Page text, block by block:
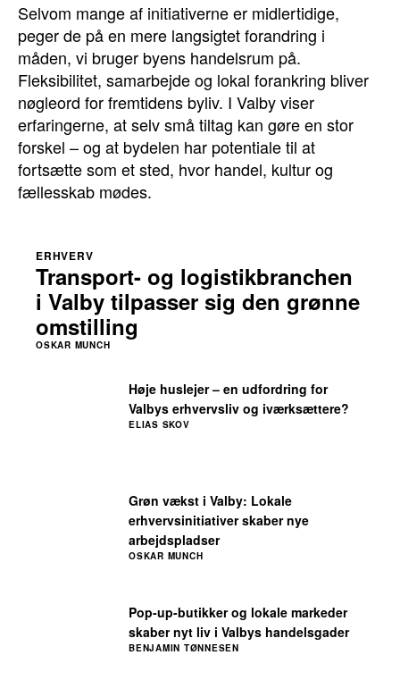
Selvom mange af initiativerne er midlertidige,
peger de på en mere langsigtet forandring i
måden, vi bruger byens handelsrum på.
Fleksibilitet, samarbejde og lokal forankring bliver
nøgleord for fremtidens byliv. I Valby viser
erfaringerne, at selv små tiltag kan gøre en stor
forskel – og at bydelen har potentiale til at
fortsætte som et sted, hvor handel, kultur og
fællesskab mødes.
Pop-up-butikker og lokale markeder
skaber nyt liv i Valbys handelsgader
BENJAMIN TØNNESEN
Grøn vækst i Valby: Lokale
erhvervsinitiativer skaber nye
arbejdspladser
OSKAR MUNCH
Høje huslejer – en udfordring for
Valbys erhvervsliv og iværksættere?
ELIAS SKOV
Transport- og logistikbranchen
i Valby tilpasser sig den grønne
omstilling
ERHVERV
OSKAR MUNCH